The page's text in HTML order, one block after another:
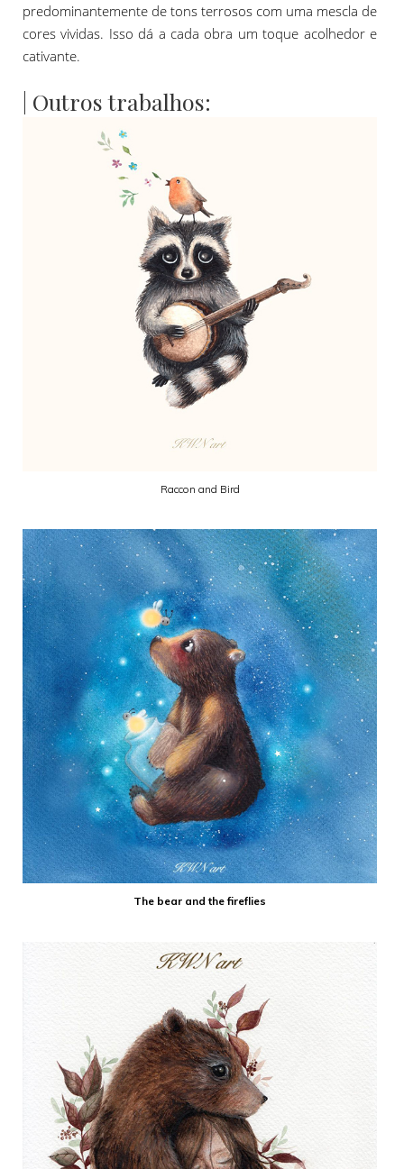
predominantemente de tons terrosos com uma mescla de
cores vividas. Isso dá a cada obra um toque acolhedor e
cativante.
| Outros trabalhos:
Raccon and Bird
The bear and the fireflies